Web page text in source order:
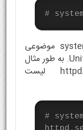
#
اما شاید شنيده باشید که در systemd موضوعی
وجود دارد به نام Unit Dependencies. به طور مثال
می توانيد برای httpd.service لیست
#